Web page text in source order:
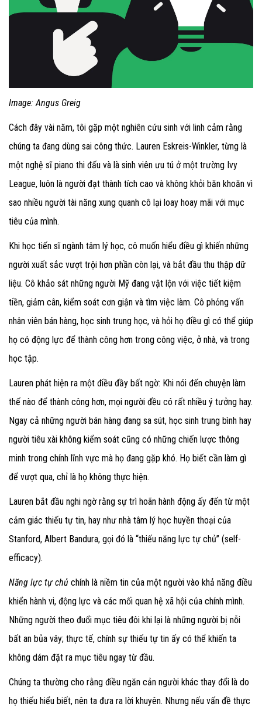
Image: Angus Greig
Cách đây vài năm, tôi gặp một nghiên cứu sinh với linh cảm rằng
chúng ta đang dùng sai công thức. Lauren Eskreis-Winkler, từng là
một nghệ sĩ piano thi đấu và là sinh viên ưu tú ở một trường Ivy
League, luôn là người đạt thành tích cao và không khỏi băn khoăn vì
sao nhiều người tài năng xung quanh cô lại loay hoay mãi với mục
tiêu của mình.
Khi học tiến sĩ ngành tâm lý học, cô muốn hiểu điều gì khiến những
người xuất sắc vượt trội hơn phần còn lại, và bắt đầu thu thập dữ
liệu. Cô khảo sát những người Mỹ đang vật lộn với việc tiết kiệm
tiền, giảm cân, kiểm soát cơn giận và tìm việc làm. Cô phỏng vấn
nhân viên bán hàng, học sinh trung học, và hỏi họ điều gì có thể giúp
họ có động lực để thành công hơn trong công việc, ở nhà, và trong
học tập.
Lauren phát hiện ra một điều đầy bất ngờ: Khi nói đến chuyện làm
thế nào để thành công hơn, mọi người đều có rất nhiều ý tưởng hay.
Ngay cả những người bán hàng đang sa sút, học sinh trung bình hay
người tiêu xài không kiểm soát cũng có những chiến lược thông
minh trong chính lĩnh vực mà họ đang gặp khó. Họ biết cần làm gì
để vượt qua, chỉ là họ không thực hiện.
Lauren bắt đầu nghi ngờ rằng sự trì hoãn hành động ấy đến từ một
cảm giác thiếu tự tin, hay như nhà tâm lý học huyền thoại của
Stanford, Albert Bandura, gọi đó là “thiếu năng lực tự chủ” (self-
efficacy).
Năng lực tự chủ chính là niềm tin của một người vào khả năng điều
khiển hành vi, động lực và các mối quan hệ xã hội của chính mình.
Những người theo đuổi mục tiêu đôi khi lại là những người bị nỗi
bất an bủa vây; thực tế, chính sự thiếu tự tin ấy có thể khiến ta
không dám đặt ra mục tiêu ngay từ đầu.
Chúng ta thường cho rằng điều ngăn cản người khác thay đổi là do
họ thiếu hiểu biết, nên ta đưa ra lời khuyên. Nhưng nếu vấn đề thực